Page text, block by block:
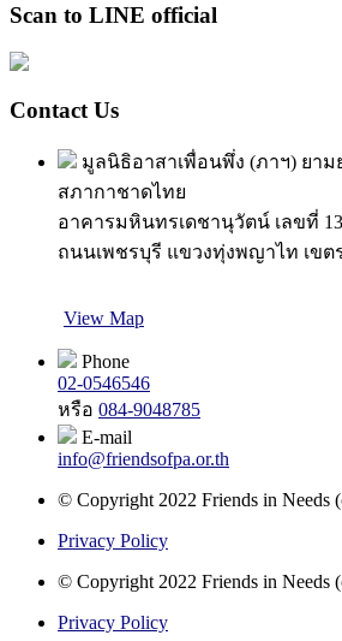
Scan to LINE official
Contact Us
มูลนิธิอาสาเพื่อนพึ่ง (ภาฯ) ยาม
สภากาชาดไทย
อาคารมหินทรเดชานุวัตน์ เลขที่
ถนนเพชรบุรี แขวงทุ่งพญาไท เขต
View Map
Phone
02-0546546
หรือ 084-9048785
E-mail
info@friendsofpa.or.th
© Copyright 2022 Friends in Needs
Privacy Policy
© Copyright 2022 Friends in Needs
Privacy Policy